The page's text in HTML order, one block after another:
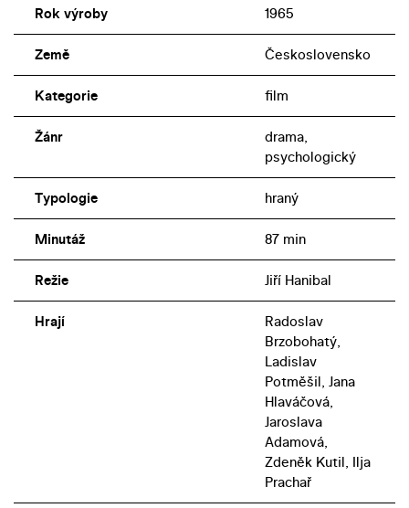
Rok výroby 1965
Země Československo
Kategorie film
Žánr
drama,
psychologický
Typologie hraný
Minutáž 87 min
Režie Jiří Hanibal
Hrají
Radoslav
Brzobohatý,
Ladislav
Potměšil, Jana
Hlaváčová,
Jaroslava
Adamová,
Zdeněk Kutil, Ilja
Prachař